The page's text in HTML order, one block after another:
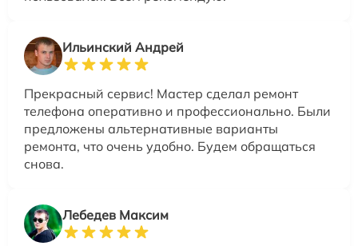
Ильинский Андрей
Прекрасный сервис! Мастер сделал ремонт
телефона оперативно и профессионально. Были
предложены альтернативные варианты
ремонта, что очень удобно. Будем обращаться
снова.
Лебедев Максим